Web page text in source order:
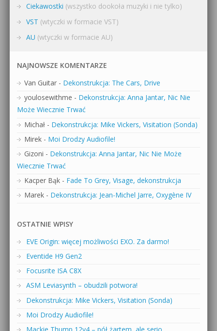
Ciekawostki (wszystko dookoła muzyki i nie tylko)
VST (wtyczki w formacie VST)
AU (wtyczki w formacie AU)
NAJNOWSZE KOMENTARZE
Van Guitar - Dekonstrukcja: The Cars, Drive
youlosewithme - Dekonstrukcja: Anna Jantar, Nic Nie
Może Wiecznie Trwać
Michał - Dekonstrukcja: Mike Vickers, Visitation (Sonda)
Mirek - Moi Drodzy Audiofile!
Gizoni - Dekonstrukcja: Anna Jantar, Nic Nie Może
Wiecznie Trwać
Kacper Bąk - Fade To Grey, Visage, dekonstrukcja
Marek - Dekonstrukcja: Jean-Michel Jarre, Oxygène IV
OSTATNIE WPISY
EVE Origin: więcej możliwości EXO. Za darmo!
Eventide H9 Gen2
Focusrite ISA C8X
ASM Leviasynth – obudzili potwora!
Dekonstrukcja: Mike Vickers, Visitation (Sonda)
Moi Drodzy Audiofile!
Mackie Thump 12v4 – pół żartem, ale serio